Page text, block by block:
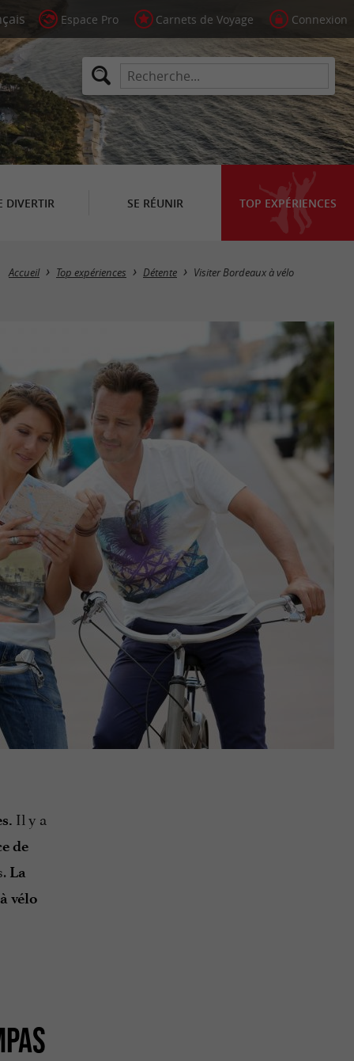
Espace Pro Carnets de Voyage Connexion
DIVERTIR SE RÉUNIR TOP EXPÉRIENCES
Accueil Top expériences Détente Visiter Bordeaux à vélo
Il y a
de
La
vélo